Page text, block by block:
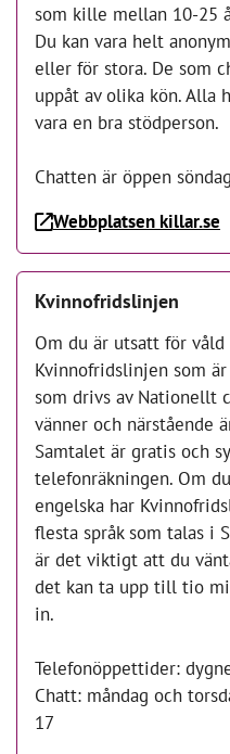
som kille mellan 10-25
Du kan vara helt
eller för stora. De som
uppåt av olika kön.
vara en bra stödperson.
Chatten är öppen
Webbplatsen killar.se
Kvinnofridslinjen
Om du är utsatt för
Kvinnofridslinjen som
som drivs av Nationellt
vänner och närstående
Samtalet är gratis och
telefonräkningen. Om
engelska har
flesta språk som talas i
är det viktigt att du
det kan ta upp till tio
in.
Telefonöppettider:
Chatt: måndag och
17